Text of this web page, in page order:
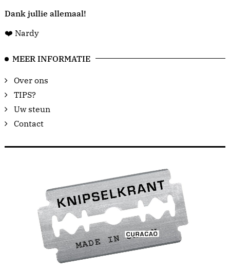
Dank jullie allemaal!
❤️ Nardy
MEER INFORMATIE
Over ons
TIPS?
Uw steun
Contact